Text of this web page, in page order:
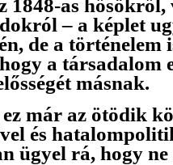
as hősökről,
– a képlet
de a történelem
a társadalom
másnak.
már az ötödik
és
ügyel rá, hogy ne